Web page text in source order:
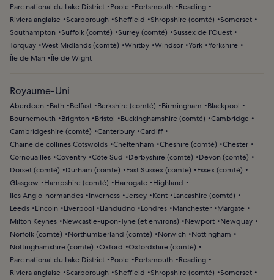
Parc national du Lake District
Poole Portsmouth
Reading
Riviera anglaise Scarborough Sheffield Shropshire (comté)
Somerset
Southampton
Suffolk (comté) Surrey (comté)
Sussex de l’Ouest
Torquay West Midlands (comté) Whitby Windsor York Yorkshire
Île de Man
Île de Wight
Royaume-Uni
Aberdeen Bath Belfast Berkshire (comté) Birmingham
Blackpool
Bournemouth
Brighton Bristol Buckinghamshire (comté)
Cambridge
Cambridgeshire (comté)
Canterbury Cardiff
Chaîne de collines Cotswolds Cheltenham Cheshire (comté)
Chester
Cornouailles Coventry Côte Sud Derbyshire (comté)
Devon (comté)
Dorset (comté)
Durham (comté) East Sussex (comté)
Essex (comté)
Glasgow
Hampshire (comté) Harrogate
Highland
Iles Anglo-normandes
Inverness Jersey Kent
Lancashire (comté)
Leeds
Lincoln Liverpool Llandudno Londres Manchester
Margate
Milton Keynes
Newcastle-upon-Tyne (et environs) Newport
Newquay
Norfolk (comté)
Northumberland (comté) Norwich
Nottingham
Nottinghamshire (comté)
Oxford
Oxfordshire (comté)
Parc national du Lake District
Poole Portsmouth
Reading
Riviera anglaise Scarborough Sheffield Shropshire (comté)
Somerset